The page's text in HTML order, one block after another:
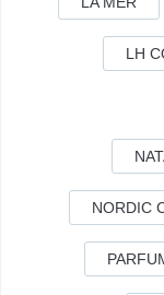
LH
NORDIC